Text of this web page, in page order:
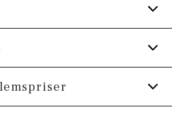
linningen.
med lynlås.
der giver ekstra